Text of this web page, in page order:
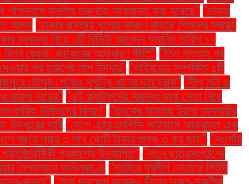
পশ্চিমবঙ্গে মুসলিম তরুণকে আক্রান্ত করা হয়েছে" "ঢাকার
আগুন "ঢাকার রাস্তায় ধুলোর কারণে বাড়ছে শিশুদের স্বাস্থ্য
ব্যবস্থা নিয়ে ৩টি রিভিউ আবেদন শুনানির তারিখ ১৭
রেকর্ড: জাকেরের অসাধারণ কীর্তি" "তিন সপ্তাহ পর
পর তরুণের লাশ উদ্ধার" "থাইরয়েড সম্পর্কিত ৫টি
মৌসুম শেষেও সুগন্ধি ধানের দাম হ্রাস" "দীপু মনি ও
মামলা দায়ের" "দুই প্ল্যাটফর্মের সমানসংখ্যক নেতা নিয়ে
উদ্ভিদের বিবরণ" "দুদকের মামলায় ইয়াবা ব্যবসায়ীর
উদ্ধারের দাবি "দেশে এইচএমপিভি ভাইরাসে আক্রান্ত এক
বছরে প্রায় ৩ লাখ কোটি টাকার শুল্ক ও কর ছাড়" "নওগাঁয়
প্রকাশ্যে উদযাপিত" "নতুন ছাত্রসংগঠনের
নৈশক্লাবে অগ্নিকাণ্ড "নাটোরে যুবলীগ নেতাকে পিটুনি